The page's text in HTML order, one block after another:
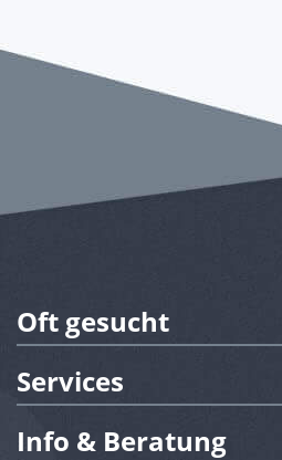
Oft gesucht
Services
Info & Beratung